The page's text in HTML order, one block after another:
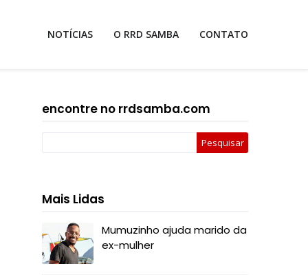
NOTÍCIAS O RRD SAMBA CONTATO
encontre no rrdsamba.com
Mais Lidas
Mumuzinho ajuda marido da
ex-mulher